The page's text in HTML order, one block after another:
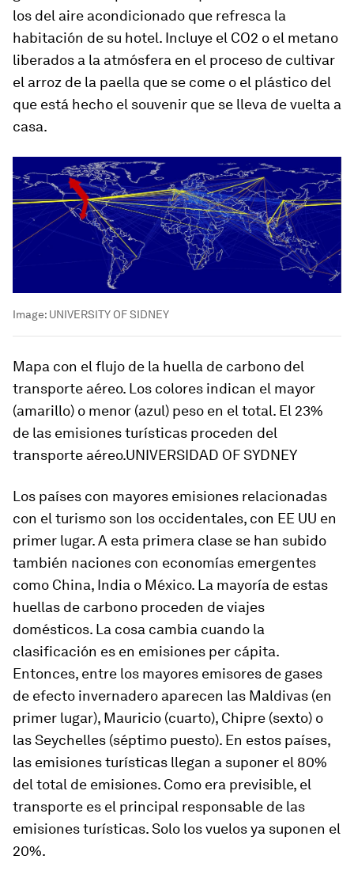
los del aire acondicionado que refresca la
habitación de su hotel. Incluye el CO2 o el metano
liberados a la atmósfera en el proceso de cultivar
el arroz de la paella que se come o el plástico del
que está hecho el souvenir que se lleva de vuelta a
casa.
Image: UNIVERSITY OF SIDNEY
Mapa con el flujo de la huella de carbono del
transporte aéreo. Los colores indican el mayor
(amarillo) o menor (azul) peso en el total. El 23%
de las emisiones turísticas proceden del
transporte aéreo.UNIVERSIDAD OF SYDNEY
Los países con mayores emisiones relacionadas
con el turismo son los occidentales, con EE UU en
primer lugar. A esta primera clase se han subido
también naciones con economías emergentes
como China, India o México. La mayoría de estas
huellas de carbono proceden de viajes
domésticos. La cosa cambia cuando la
clasificación es en emisiones per cápita.
Entonces, entre los mayores emisores de gases
de efecto invernadero aparecen las Maldivas (en
primer lugar), Mauricio (cuarto), Chipre (sexto) o
las Seychelles (séptimo puesto). En estos países,
las emisiones turísticas llegan a suponer el 80%
del total de emisiones. Como era previsible, el
transporte es el principal responsable de las
emisiones turísticas. Solo los vuelos ya suponen el
20%.